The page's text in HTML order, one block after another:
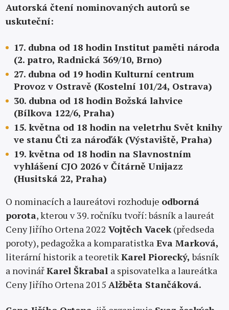
Autorská čtení nominovaných autorů se
uskuteční:
17. dubna od 18 hodin Institut paměti národa
(2. patro, Radnická 369/10, Brno)
27. dubna od 19 hodin Kulturní centrum
Provoz v Ostravě (Kostelní 101/24, Ostrava)
30. dubna od 18 hodin Božská lahvice
(Bílkova 122/6, Praha)
15. května od 18 hodin na veletrhu Svět knihy
ve stanu Čti za nároďák (Výstaviště, Praha)
19. května od 18 hodin na Slavnostním
vyhlášení CJO 2026 v Čítárně Unijazz
(Husitská 22, Praha)
O nominacích a laureátovi rozhoduje odborná
porota, kterou v 39. ročníku tvoří: básník a laureát
Ceny Jiřího Ortena 2022Vojtěch Vacek(předseda
poroty), pedagožka a komparatistka Eva Marková,
literární historik a teoretikKarel Piorecký,básník
a novinářKarel Škrabal a spisovatelka a laureátka
Ceny Jiřího Ortena 2015Alžběta Stančáková.